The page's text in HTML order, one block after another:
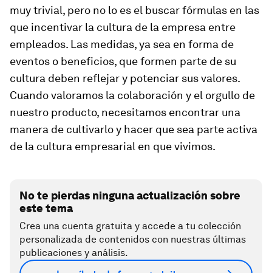
muy trivial, pero no lo es el buscar fórmulas en las
que incentivar la cultura de la empresa entre
empleados. Las medidas, ya sea en forma de
eventos o beneficios, que formen parte de su
cultura deben reflejar y potenciar sus valores.
Cuando valoramos la colaboración y el orgullo de
nuestro producto, necesitamos encontrar una
manera de cultivarlo y hacer que sea parte activa
de la cultura empresarial en que vivimos.
No te pierdas ninguna actualización sobre
este tema
Crea una cuenta gratuita y accede a tu colección
personalizada de contenidos con nuestras últimas
publicaciones y análisis.